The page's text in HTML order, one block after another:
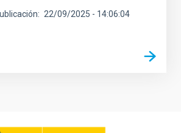
22/09/2025 - 14:06:04